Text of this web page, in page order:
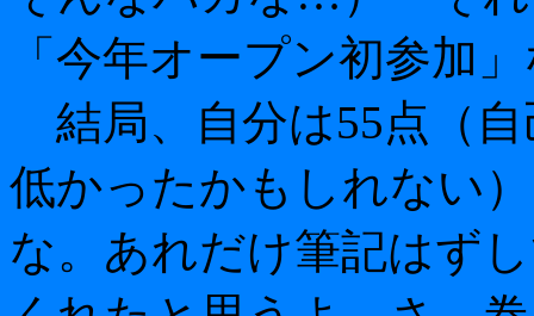
「今年オープン初参加
結局、自分は55点（
低かったかもしれない
な。あれだけ筆記はず